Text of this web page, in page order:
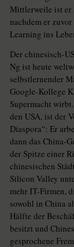
Mittlerweile ist er
nachdem er
Learning ins
Der chinesisch-
Ng ist heute
selbstlernender
Google-Kollege
Supermacht
den USA, ist der
Diaspora“: Er
dann das China-­
der Spitze einer
chinesischen
Silicon Valley
mehr IT-Firmen,
sowohl in China
Hälfte der
besitzt und
gesprochene